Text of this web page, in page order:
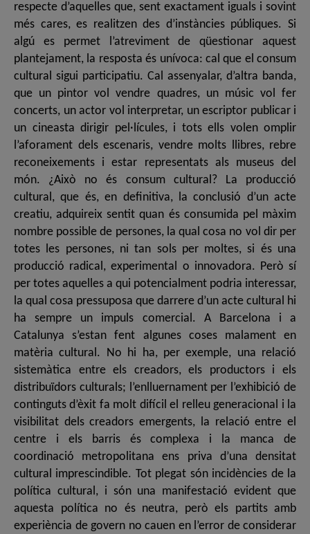
respecte d’aquelles que, sent exactament iguals i sovint
més cares, es realitzen des d’instàncies públiques. Si
algú es permet l’atreviment de qüestionar aquest
plantejament, la resposta és unívoca: cal que el consum
cultural sigui participatiu. Cal assenyalar, d’altra banda,
que un pintor vol vendre quadres, un músic vol fer
concerts, un actor vol interpretar, un escriptor publicar i
un cineasta dirigir pel·lícules, i tots ells volen omplir
l’aforament dels escenaris, vendre molts llibres, rebre
reconeixements i estar representats als museus del
món. ¿Això no és consum cultural? La producció
cultural, que és, en definitiva, la conclusió d’un acte
creatiu, adquireix sentit quan és consumida pel màxim
nombre possible de persones, la qual cosa no vol dir per
totes les persones, ni tan sols per moltes, si és una
producció radical, experimental o innovadora. Però sí
per totes aquelles a qui potencialment podria interessar,
la qual cosa pressuposa que darrere d’un acte cultural hi
ha sempre un impuls comercial. A Barcelona i a
Catalunya s’estan fent algunes coses malament en
matèria cultural. No hi ha, per exemple, una relació
sistemàtica entre els creadors, els productors i els
distribuïdors culturals; l’enlluernament per l’exhibició de
continguts d’èxit fa molt difícil el relleu generacional i la
visibilitat dels creadors emergents, la relació entre el
centre i els barris és complexa i la manca de
coordinació metropolitana ens priva d’una densitat
cultural imprescindible. Tot plegat són incidències de la
política cultural, i són una manifestació evident que
aquesta política no és neutra, però els partits amb
experiència de govern no cauen en l’error de considerar